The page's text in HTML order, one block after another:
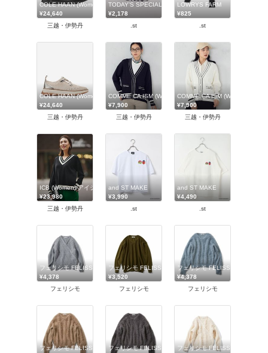
COLE HAAN (Women)/コール ハーン
¥24,640
三越・伊勢丹
TODAY'S SPECIAL
¥2,178
.st
LOWRYS FARM
¥825
.st
COLE HAAN (Women)/コール ハーン
¥24,640
三越・伊勢丹
COMME CA ISM (Women)/コムサ イズム
¥7,900
三越・伊勢丹
COMME CA ISM (Women)/コム
¥7,900
三越・伊勢丹
ICB (Women)/アイシービー
¥23,980
三越・伊勢丹
and ST MAKE
¥3,990
.st
and ST MAKE
¥4,490
.st
フェリシモ FELISSIMO
¥4,378
フェリシモ
フェリシモ FELISSIMO
¥3,520
フェリシモ
フェリシモ FELISSIMO
¥4,378
フェリシモ
フェリシモ FELISSIMO
フェリシモ FELISSIMO
フェリシモ FELISSIMO